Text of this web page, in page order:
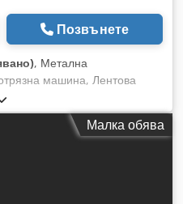
Позвънете
, Метална
машина, Лентова
- Производител: Mössner
тип SM/420 с устройство
ширина на рязане:
на рязане: 230 мм -
kW - Напрежение: 380 V, 50
Малка обява